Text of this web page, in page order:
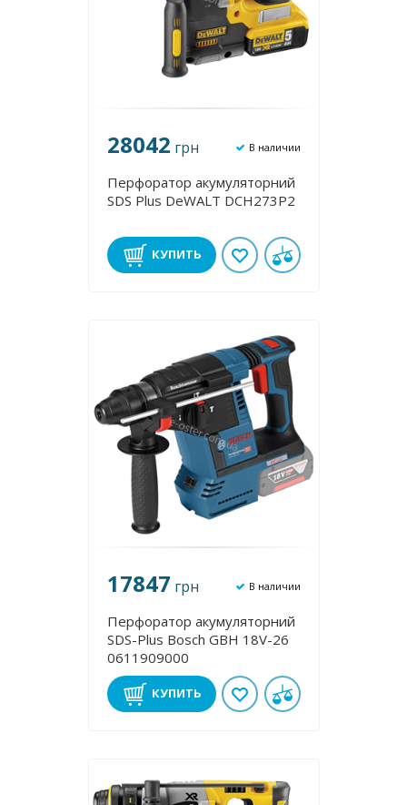
28042 грн В наличии
Перфоратор акумуляторний
SDS Plus DeWALT DCH273P2
КУПИТЬ
17847 грн В наличии
Перфоратор акумуляторний
SDS-Plus Bosch GBH 18V-26
0611909000
КУПИТЬ